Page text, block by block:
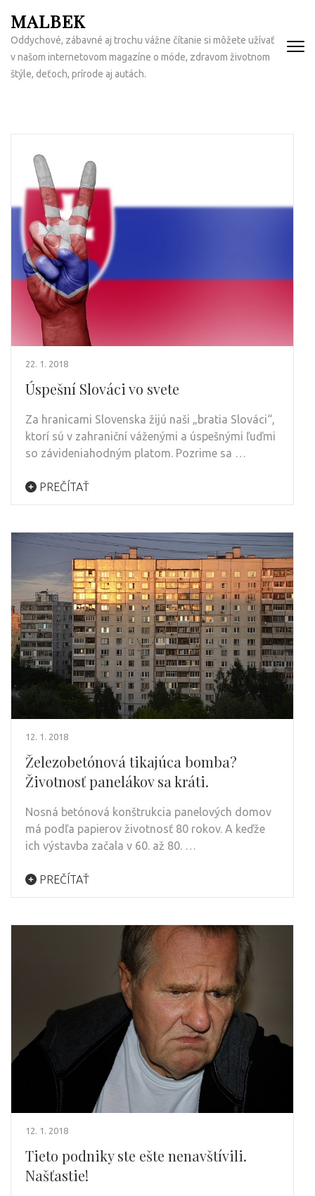
na
obsah
(Enter)
MALBEK
Oddychové, zábavné aj trochu vážne čítanie si môžete užívať
v našom internetovom magazíne o móde, zdravom životnom
štýle, deťoch, prírode aj autách.
22. 1. 2018
Úspešní Slováci vo svete
Za hranicami Slovenska žijú naši „bratia Slováci“,
ktorí sú v zahraniční váženými a úspešnými ľuďmi
so závideniahodným platom. Pozrime sa …
PREČÍTAŤ
12. 1. 2018
Železobetónová tikajúca bomba?
Životnosť panelákov sa kráti.
Nosná betónová konštrukcia panelových domov
má podľa papierov životnosť 80 rokov. A keďže
ich výstavba začala v 60. až 80. …
PREČÍTAŤ
12. 1. 2018
Tieto podniky ste ešte nenavštívili.
Našťastie!